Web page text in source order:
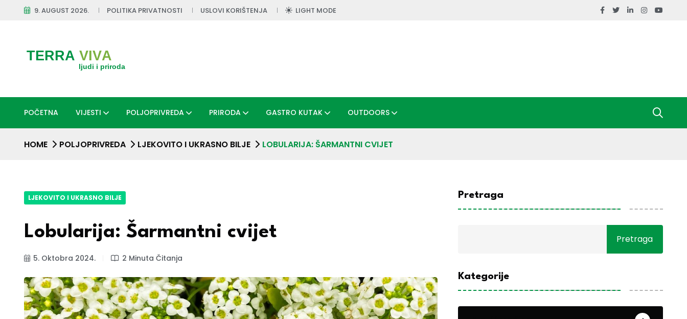
9. AUGUST 2026. POLITIKA PRIVATNOSTI USLOVI KORIŠTENJA LIGHT MODE
POČETNA VIJESTI POLJOPRIVREDA PRIRODA GASTRO KUTAK OUTDOORS
HOME POLJOPRIVREDA LJEKOVITO I UKRASNO BILJE LOBULARIJA: ŠARMANTNI CVIJET
LJEKOVITO I UKRASNO BILJE
Lobularija: Šarmantni cvijet
5. Oktobra 2024. 2 Minuta Čitanja
Pretraga
Pretraga
Kategorije